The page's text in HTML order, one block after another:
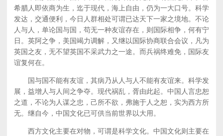
希腊人即依商为生，迄于现代，海上自由，仍为一大口号。科学
发达，交通便利，今日人群相处可谓已达天下一家之境地。不论
人与人，单论国与国，苟无一种友谊存在，则国际相争，何有宁
日。英阿之争，美国竭力调解，又继以国际协商联合会议，凡为
英国之友，无不望英国不采武力之一途。而兵祸终难免，国际友
谊复何在。
国与国不能有友谊，其病乃从人与人不能有友谊来。科学发
展，益增人与人间之争夺。现代祸乱，胥由此起。中国人言忠恕
之道，不论为人谋之忠，己所不欲，弗施于人之恕，实为西方所
无。继自今，中国文化已可供当前世界以大用。
西方文化主要在对物，可谓是科学文化。中国文化则主要在